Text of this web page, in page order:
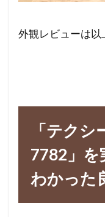
外観レビューは以
「テク
7782」を
わかった